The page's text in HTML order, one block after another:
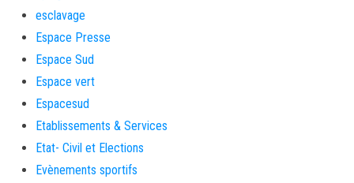
esclavage
Espace Presse
Espace Sud
Espace vert
Espacesud
Etablissements & Services
Etat- Civil et Elections
Evènements sportifs